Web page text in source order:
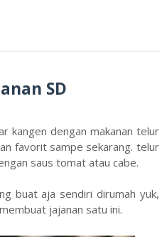
SD
kangen dengan makanan telur
favorit sampe sekarang. telur
saus tomat atau cabe.
buat aja sendiri dirumah yuk,
jajanan satu ini.